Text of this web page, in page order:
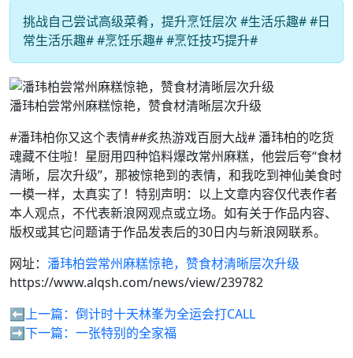
挑战自己尝试高级菜肴，提升烹饪层次 #生活乐趣# #日
常生活乐趣# #烹饪乐趣# #烹饪技巧提升#
潘玮柏尝常州麻糕惊艳，赞食材清晰层次升级
#潘玮柏你又这个表情##炙热游戏百厨大战# 潘玮柏的吃货
魂藏不住啦！星厨用四种馅料爆改常州麻糕，他尝后夸“食材
清晰，层次升级”，那被惊艳到的表情，和我吃到神仙美食时
一模一样，太真实了！特别声明：以上文章内容仅代表作者
本人观点，不代表新浪网观点或立场。如有关于作品内容、
版权或其它问题请于作品发表后的30日内与新浪网联系。
网址： 潘玮柏尝常州麻糕惊艳，赞食材清晰层次升级
https://www.alqsh.com/news/view/239782
⬅️上一篇： 倒计时十天林峯为全运会打CALL
➡️下一篇： 一张特别的全家福